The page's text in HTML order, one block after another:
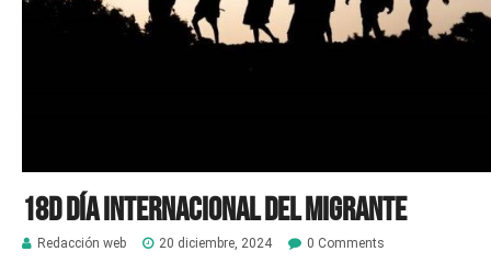
18D Día internacional del migrante
Redacción web 20 diciembre, 2024 0 Comments